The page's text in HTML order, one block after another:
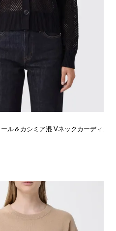
ル＆カシミア混 Vネックカーディガン